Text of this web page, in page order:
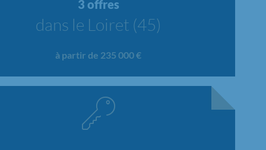
3 offres
dans le Loiret (45)
à partir de 235 000 €